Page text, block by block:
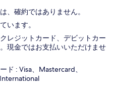
、確約ではありません。
います。
レジットカード、デビットカー
現金ではお支払いいただけませ
ド : Visa、Mastercard、